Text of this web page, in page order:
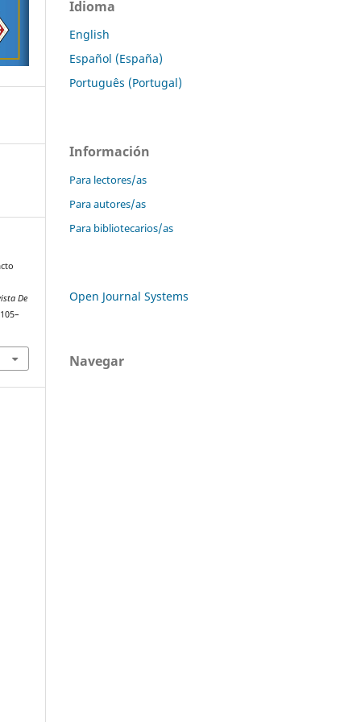
De
Idioma
English
Español (España)
Português (Portugal)
Información
Para lectores/as
Para autores/as
Para bibliotecarios/as
Open Journal Systems
Navegar